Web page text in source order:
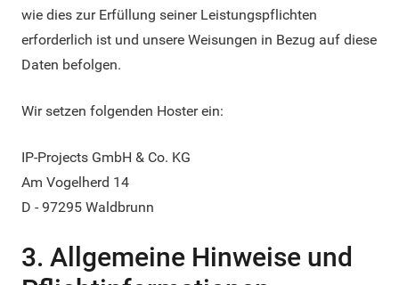
wie dies zur Erfüllung seiner Leistungspflichten
erforderlich ist und unsere Weisungen in Bezug auf diese
Daten befolgen.
Wir setzen folgenden Hoster ein:
IP-Projects GmbH & Co. KG
Am Vogelherd 14
D - 97295 Waldbrunn
3. Allgemeine Hinweise und